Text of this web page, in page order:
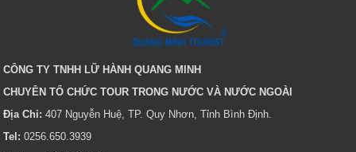
CÔNG TY TNHH LỮ HÀNH QUANG MINH
CHUYÊN TỔ CHỨC TOUR TRONG NƯỚC VÀ NƯỚC NGOÀI
Địa Chỉ: 407 Nguyễn Huệ, TP. Quy Nhơn, Tỉnh Bình Định.
Tel: 0256.650.3939